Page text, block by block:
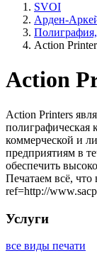
SVOI
Арден-
Полиграфия,
Action
Action
Action Printers
полиграфическая
коммерческой и
предприятиям в
обеспечить
Печатаем всё,
ref=http://
Услуги
все виды печати